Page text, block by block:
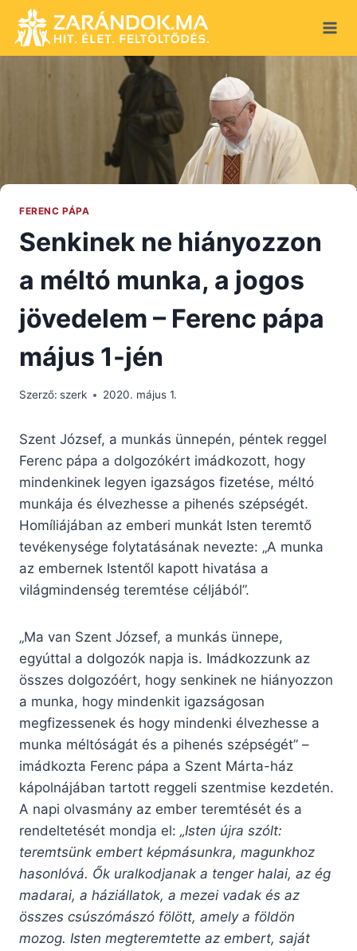
content
FERENC PÁPA
Senkinek ne hiányozzon
a méltó munka, a jogos
jövedelem – Ferenc pápa
május 1-jén
Szerző: szerk 2020. május 1.
Szent József, a munkás ünnepén, péntek reggel
Ferenc pápa a dolgozókért imádkozott, hogy
mindenkinek legyen igazságos fizetése, méltó
munkája és élvezhesse a pihenés szépségét.
Homíliájában az emberi munkát Isten teremtő
tevékenysége folytatásának nevezte: „A munka
az embernek Istentől kapott hivatása a
világmindenség teremtése céljából”.
„Ma van Szent József, a munkás ünnepe,
egyúttal a dolgozók napja is. Imádkozzunk az
összes dolgozóért, hogy senkinek ne hiányozzon
a munka, hogy mindenkit igazságosan
megfizessenek és hogy mindenki élvezhesse a
munka méltóságát és a pihenés szépségét” –
imádkozta Ferenc pápa a Szent Márta-ház
kápolnájában tartott reggeli szentmise kezdetén.
A napi olvasmány az ember teremtését és a
rendeltetését mondja el: „Isten újra szólt:
teremtsünk embert képmásunkra, magunkhoz
hasonlóvá. Ők uralkodjanak a tenger halai, az ég
madarai, a háziállatok, a mezei vadak és az
összes csúszómászó fölött, amely a földön
mozog. Isten megteremtette az embert, saját